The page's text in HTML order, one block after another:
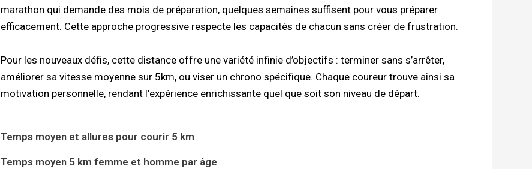
marathon qui demande des mois de préparation, quelques semaines suffisent pour vous préparer
efficacement. Cette approche progressive respecte les capacités de chacun sans créer de frustration.
Pour les nouveaux défis, cette distance offre une variété infinie d’objectifs : terminer sans s’arrêter,
améliorer sa vitesse moyenne sur 5km, ou viser un chrono spécifique. Chaque coureur trouve ainsi sa
motivation personnelle, rendant l’expérience enrichissante quel que soit son niveau de départ.
Temps moyen et allures pour courir 5 km
Temps moyen 5 km femme et homme par âge